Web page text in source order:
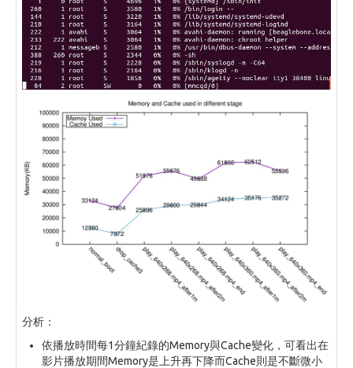
分析：
依播放時間每1分鐘紀錄的Memory與Cache變化，可看出在
影片播放期間Memory是上升再下降而Cache則是不斷微小